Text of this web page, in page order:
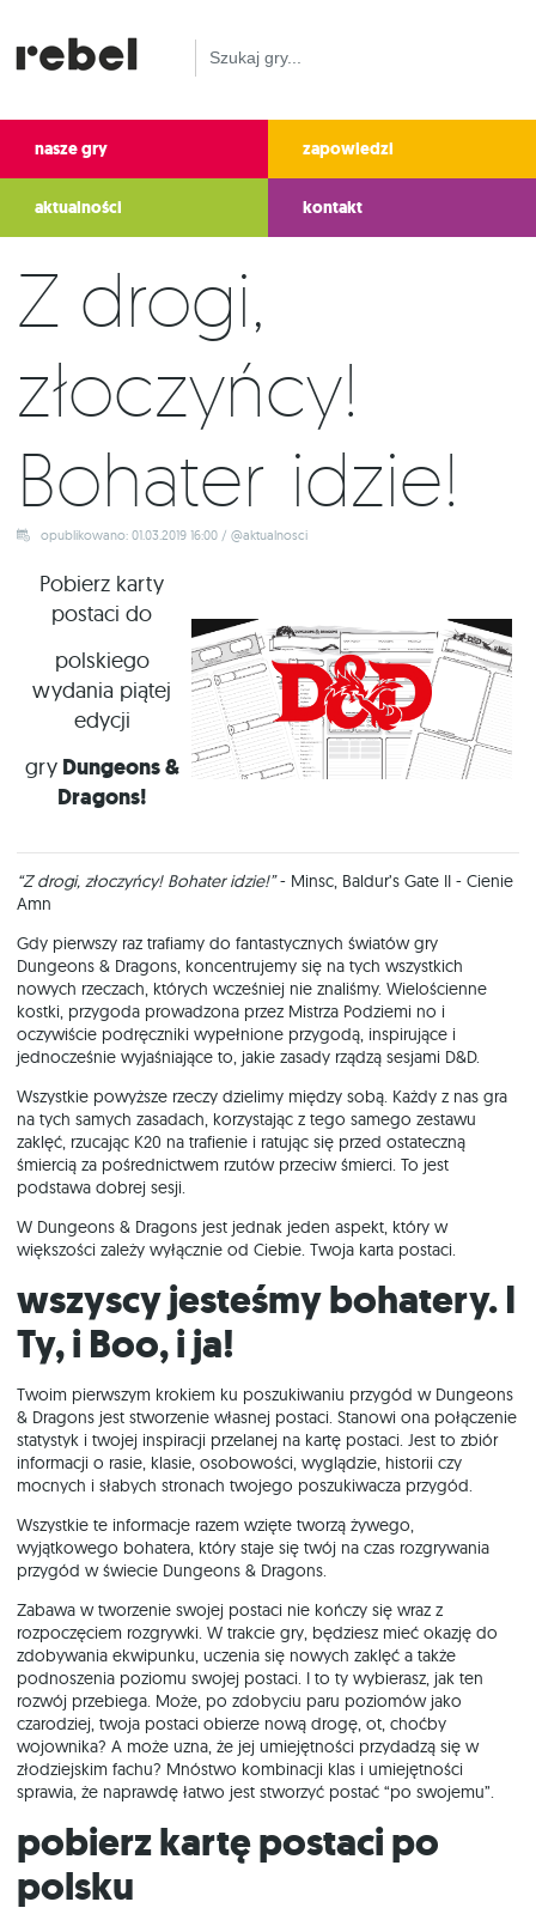
nasze gry zapowiedzi
aktualności kontakt
Z drogi,
złoczyńcy!
Bohater idzie!
opublikowano: 01.03.2019 16:00 / @aktualnosci
Pobierz karty
postaci do
polskiego
wydania piątej
edycji
gryDungeons &
Dragons!
“Z drogi, złoczyńcy! Bohater idzie!”- Minsc, Baldur’s Gate II - Cienie
Amn
Gdy pierwszy raz trafiamy do fantastycznych światów gry
Dungeons & Dragons, koncentrujemy się na tych wszystkich
nowych rzeczach, których wcześniej nie znaliśmy. Wielościenne
kostki, przygoda prowadzona przez Mistrza Podziemi no i
oczywiście podręczniki wypełnione przygodą, inspirujące i
jednocześnie wyjaśniające to, jakie zasady rządzą sesjami D&D.
Wszystkie powyższe rzeczy dzielimy między sobą. Każdy z nas gra
na tych samych zasadach, korzystając z tego samego zestawu
zaklęć, rzucając K20 na trafienie i ratując się przed ostateczną
śmiercią za pośrednictwem rzutów przeciw śmierci. To jest
podstawa dobrej sesji.
W Dungeons & Dragons jest jednak jeden aspekt, który w
większości zależy wyłącznie od Ciebie. Twoja karta postaci.
Wszyscy jesteśmy bohatery. I
Ty, i Boo, i ja!
Twoim pierwszym krokiem ku poszukiwaniu przygód w Dungeons
& Dragons jest stworzenie własnej postaci. Stanowi ona połączenie
statystyk i twojej inspiracji przelanej na kartę postaci. Jest to zbiór
informacji o rasie, klasie, osobowości, wyglądzie, historii czy
mocnych i słabych stronach twojego poszukiwacza przygód.
Wszystkie te informacje razem wzięte tworzą żywego,
wyjątkowego bohatera, który staje się twój na czas rozgrywania
przygód w świecie Dungeons & Dragons.
Zabawa w tworzenie swojej postaci nie kończy się wraz z
rozpoczęciem rozgrywki. W trakcie gry, będziesz mieć okazję do
zdobywania ekwipunku, uczenia się nowych zaklęć a także
podnoszenia poziomu swojej postaci. I to ty wybierasz, jak ten
rozwój przebiega. Może, po zdobyciu paru poziomów jako
czarodziej, twoja postaci obierze nową drogę, ot, choćby
wojownika? A może uzna, że jej umiejętności przydadzą się w
złodziejskim fachu? Mnóstwo kombinacji klas i umiejętności
sprawia, że naprawdę łatwo jest stworzyć postać “po swojemu”.
Pobierz kartę postaci po
polsku